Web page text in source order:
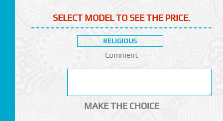
SELECT MODEL TO SEE THE PRICE.
RELIGIOUS
Comment
MAKE THE CHOICE